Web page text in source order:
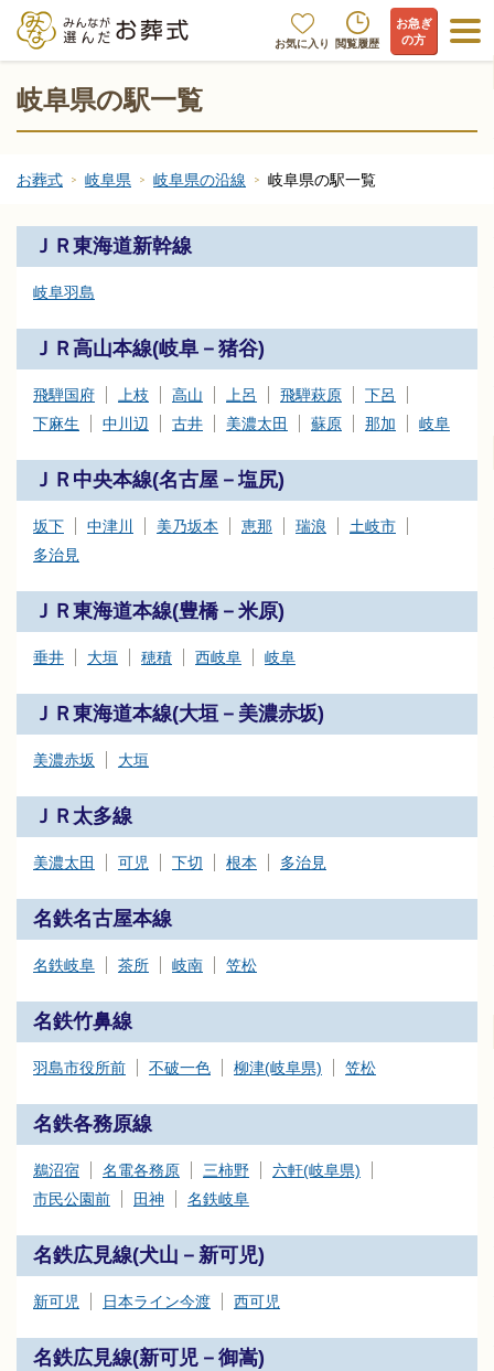
お気に入り 閲覧履歴
お急ぎ
の方
岐阜県の駅一覧
お葬式 岐阜県 岐阜県の沿線 岐阜県の駅一覧
ＪＲ東海道新幹線
岐阜羽島
ＪＲ高山本線(岐阜－猪谷)
飛騨国府 上枝 高山 上呂 飛騨萩原
下呂
下麻生
中川辺 古井 美濃太田 蘇原 那加 岐阜
ＪＲ中央本線(名古屋－塩尻)
坂下 中津川 美乃坂本 恵那 瑞浪
土岐市
多治見
ＪＲ東海道本線(豊橋－米原)
垂井 大垣 穂積 西岐阜 岐阜
ＪＲ東海道本線(大垣－美濃赤坂)
美濃赤坂 大垣
ＪＲ太多線
美濃太田 可児 下切 根本 多治見
名鉄名古屋本線
名鉄岐阜 茶所 岐南 笠松
名鉄竹鼻線
羽島市役所前 不破一色 柳津(岐阜県) 笠松
名鉄各務原線
鵜沼宿 名電各務原 三柿野
六軒(岐阜県)
市民公園前
田神 名鉄岐阜
名鉄広見線(犬山－新可児)
新可児 日本ライン今渡 西可児
名鉄広見線(新可児－御嵩)